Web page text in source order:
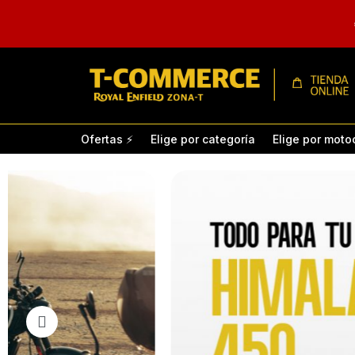
TIENDA
ROYAL
ENFIELD
T-
DE
ACCESORIOS
PARA
MOTOCICLETAS
ROYAL
Ofertas ⚡
Asientos Carrocería
Elige por categoría Elige por